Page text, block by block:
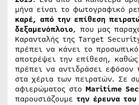
μήνα είναι το φωτογραφικό
καρέ, από την επίθεση
δεξαμενόπλοιο, που μας
Καρανταλής της Target
πρέπει να κάνει το
αποτρέψει την επίθεση,
πρέπει να αντιδράσει εφόσον
στα χέρια των πειρατών. Σε
αφιερώματος στο Maritime
παρουσιάζουμε την έρευνα του